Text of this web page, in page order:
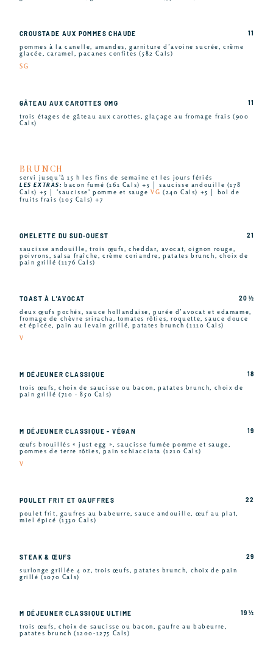
CROUSTADE AUX POMMES CHAUDE
pommes à la canelle, amandes, garniture d’avoine sucrée, crème
glacée, caramel, pacanes confites (582 Cals)
SG
11
GÂTEAU AUX CAROTTES OMG
trois étages de gâteau aux carottes, glaçage au fromage frais (900
Cals)
11
BRUNCH
servi jusqu'à 15 h les fins de semaine et les jours fériés
LES EXTRAS: bacon fumé (161 Cals) +5 │ saucisse andouille (178
Cals) +5 │ 'saucisse' pomme et saugeVG (240 Cals) +5 │ bol de
fruits frais (105 Cals) +7
OMELETTE DU SUD-OUEST
saucisse andouille, trois œufs, cheddar, avocat, oignon rouge,
poivrons, salsa fraîche, crème coriandre, patates brunch, choix de
pain grillé (1176 Cals)
21
TOAST À L'AVOCAT
deux œufs pochés, sauce hollandaise, purée d’avocat et edamame,
fromage de chèvre sriracha, tomates rôties, roquette, sauce douce
et épicée, pain au levain grillé, patates brunch (1110 Cals)
V
20 ½
M DÉJEUNER CLASSIQUE
trois œufs, choix de saucisse ou bacon, patates brunch, choix de
pain grillé (710 - 850 Cals)
18
M DÉJEUNER CLASSIQUE - VÉGAN
œufs brouillés « just egg », saucisse fumée pomme et sauge,
pommes de terre rôties, pain schiacciata (1210 Cals)
V
19
POULET FRIT ET GAUFFRES
poulet frit, gaufres au babeurre, sauce andouille, œuf au plat,
miel épicé (1330 Cals)
22
STEAK & ŒUFS
surlonge grillée 4 oz, trois œufs, patates brunch, choix de pain
grillé (1070 Cals)
29
M DÉJEUNER CLASSIQUE ULTIME
trois œufs, choix de saucisse ou bacon, gaufre au babeurre,
patates brunch (1200-1275 Cals)
19 ½